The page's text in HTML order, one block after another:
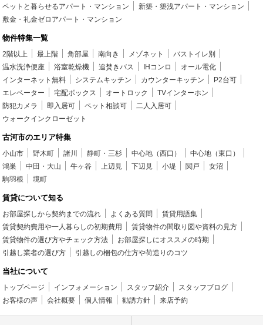
ペットと暮らせるアパート・マンション
新築・築浅アパート・マンション
敷金・礼金ゼロアパート・マンション
物件特集一覧
2階以上 最上階 角部屋 南向き メゾネット
バストイレ別
温水洗浄便座
浴室乾燥機 追焚きバス IHコンロ
オール電化
インターネット無料
システムキッチン カウンターキッチン
P2台可
エレベーター
宅配ボックス オートロック
TVインターホン
防犯カメラ
即入居可 ペット相談可
二人入居可
ウォークインクローゼット
古河市のエリア特集
小山市 野木町 諸川 静町・三杉 中心地（西口）
中心地（東口）
鴻巣
中田・大山 牛ヶ谷 上辺見 下辺見 小堤 関戸
女沼
駒羽根
境町
賃貸について知る
お部屋探しから契約までの流れ よくある質問
賃貸用語集
賃貸契約費用や一人暮らしの初期費用
賃貸物件の間取り図や資料の見方
賃貸物件の選び方やチェック方法
お部屋探しにオススメの時期
引越し業者の選び方
引越しの梱包の仕方や荷造りのコツ
当社について
トップページ インフォメーション スタッフ紹介
スタッフブログ
お客様の声
会社概要 個人情報 勧誘方針 来店予約